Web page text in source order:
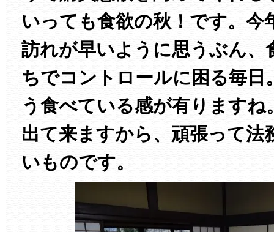
いっても食欲の秋！です。今
訪れが早いように思うぶん、
ちでコントロールに困る毎日
う食べている感が有りますね
出て来ますから、頑張って法
いものです。